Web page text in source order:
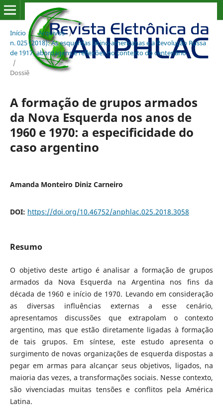
Início / Arquivos /
n. 025 (2018): As esquerdas latino-americanas e a Revolução Russa
de 1917: abordagens e reflexões no contexto do centenário
/
Dossiê
A formação de grupos armados
da Nova Esquerda nos anos de
1960 e 1970: a especificidade do
caso argentino
Amanda Monteiro Diniz Carneiro
DOI: https://doi.org/10.46752/anphlac.025.2018.3058
Resumo
O objetivo deste artigo é analisar a formação de grupos
armados da Nova Esquerda na Argentina nos fins da
década de 1960 e início de 1970. Levando em consideração
as diversas influências externas a esse cenário,
apresentamos discussões que extrapolam o contexto
argentino, mas que estão diretamente ligadas à formação
de tais grupos. Em síntese, este estudo apresenta o
surgimento de novas organizações de esquerda dispostas a
pegar em armas para alcançar seus objetivos, ligados, na
maioria das vezes, a transformações sociais. Nesse contexto,
são vivenciadas muitas tensões e conflitos pela América
Latina.